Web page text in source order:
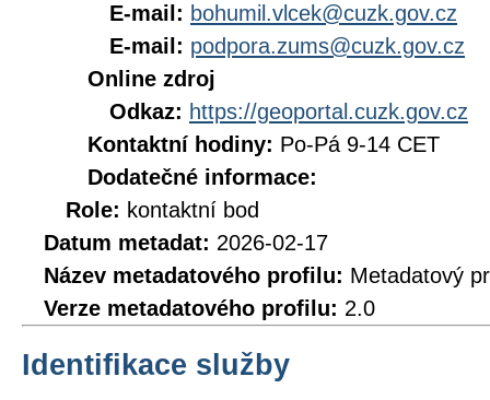
E-mail: bohumil.vlcek@cuzk.gov.cz
E-mail: podpora.zums@cuzk.gov.cz
Online zdroj
Odkaz: https://geoportal.cuzk.gov.cz
Kontaktní hodiny: Po-Pá 9-14 CET
Dodatečné informace:
Role: kontaktní bod
Datum metadat: 2026-02-17
Název metadatového profilu: Metadatový
Verze metadatového profilu: 2.0
Identifikace služby